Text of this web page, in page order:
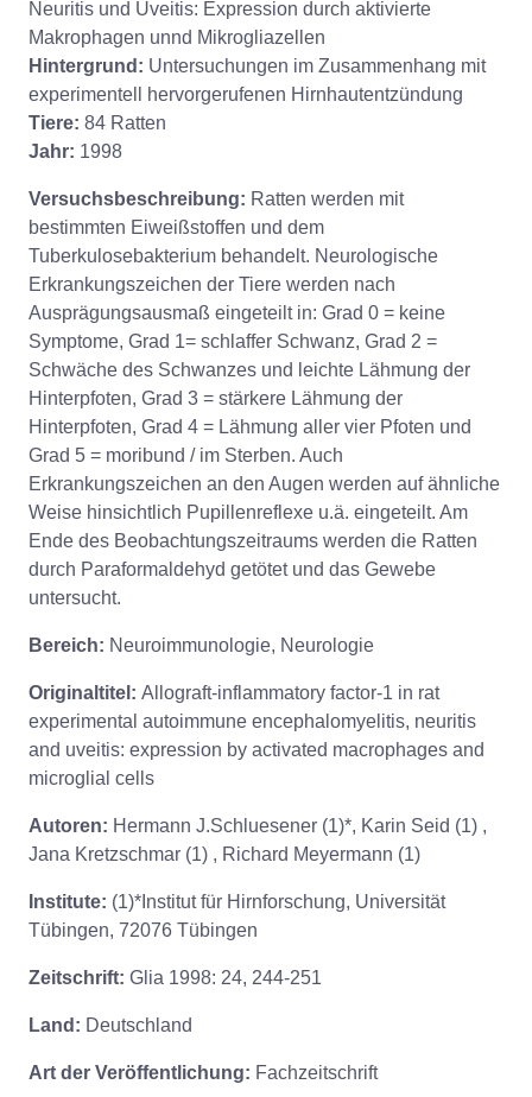
Neuritis und Uveitis: Expression durch aktivierte
Makrophagen unnd Mikrogliazellen
Hintergrund: Untersuchungen im Zusammenhang mit
experimentell hervorgerufenen Hirnhautentzündung
Tiere: 84 Ratten
Jahr: 1998
Versuchsbeschreibung: Ratten werden mit
bestimmten Eiweißstoffen und dem
Tuberkulosebakterium behandelt. Neurologische
Erkrankungszeichen der Tiere werden nach
Ausprägungsausmaß eingeteilt in: Grad 0 = keine
Symptome, Grad 1= schlaffer Schwanz, Grad 2 =
Schwäche des Schwanzes und leichte Lähmung der
Hinterpfoten, Grad 3 = stärkere Lähmung der
Hinterpfoten, Grad 4 = Lähmung aller vier Pfoten und
Grad 5 = moribund / im Sterben. Auch
Erkrankungszeichen an den Augen werden auf ähnliche
Weise hinsichtlich Pupillenreflexe u.ä. eingeteilt. Am
Ende des Beobachtungszeitraums werden die Ratten
durch Paraformaldehyd getötet und das Gewebe
untersucht.
Bereich: Neuroimmunologie, Neurologie
Originaltitel: Allograft-inflammatory factor-1 in rat
experimental autoimmune encephalomyelitis, neuritis
and uveitis: expression by activated macrophages and
microglial cells
Autoren: Hermann J.Schluesener (1)*, Karin Seid (1) ,
Jana Kretzschmar (1) , Richard Meyermann (1)
Institute: (1)*Institut für Hirnforschung, Universität
Tübingen, 72076 Tübingen
Zeitschrift: Glia 1998: 24, 244-251
Land: Deutschland
Art der Veröffentlichung: Fachzeitschrift